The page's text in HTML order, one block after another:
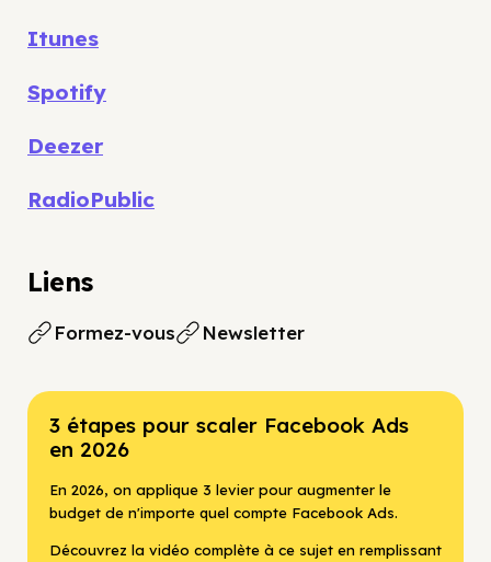
Itunes
Spotify
Deezer
RadioPublic
Liens
Formez-vous Newsletter
3 étapes pour scaler Facebook Ads
en 2026
En 2026, on applique 3 levier pour augmenter le
budget de n'importe quel compte Facebook Ads.
Découvrez la vidéo complète à ce sujet en remplissant